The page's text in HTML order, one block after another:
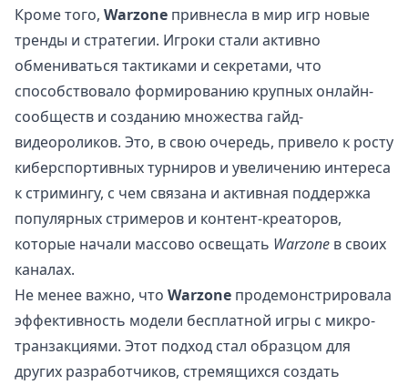
Кроме того, Warzone привнесла в мир игр новые
тренды и стратегии. Игроки стали активно
обмениваться тактиками и секретами, что
способствовало формированию крупных онлайн-
сообществ и созданию множества гайд-
видеороликов. Это, в свою очередь, привело к росту
киберспортивных турниров и увеличению интереса
к стримингу, с чем связана и активная поддержка
популярных стримеров и контент-креаторов,
которые начали массово освещать Warzone в своих
каналах.
Не менее важно, что Warzone продемонстрировала
эффективность модели бесплатной игры с микро-
транзакциями. Этот подход стал образцом для
других разработчиков, стремящихся создать